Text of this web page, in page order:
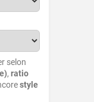
selon
,ratio
style